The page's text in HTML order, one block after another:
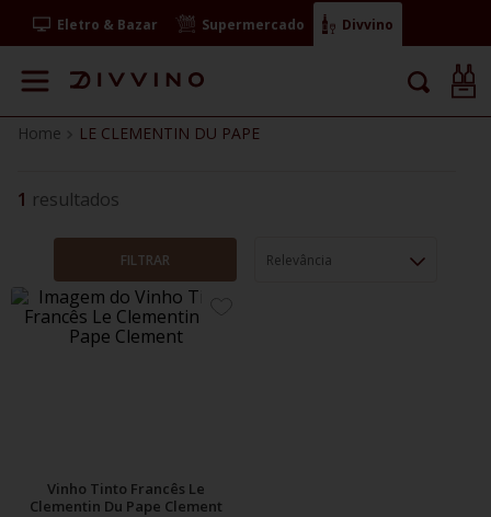
Eletro & Bazar Supermercado Divvino
LE CLEMENTIN DU PAPE
1
FILTRAR Relevância
Vinho Tinto Francês Le
Clementin Du Pape Clement